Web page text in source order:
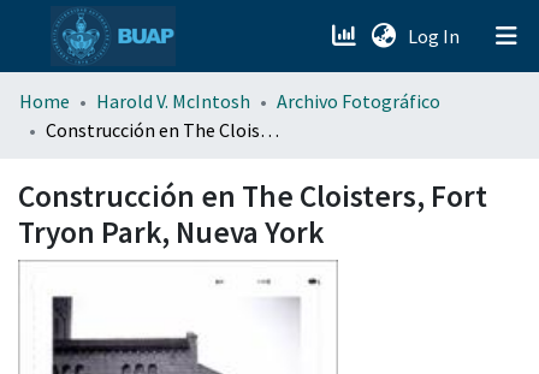
Log In (current)
menu.section.about_menu
Home Harold V. McIntosh
Archivo Fotográfico
Construcción en The Cloisters, Fort Tryon Park, Nueva York
Construcción en The Cloisters, Fort
Tryon Park, Nueva York